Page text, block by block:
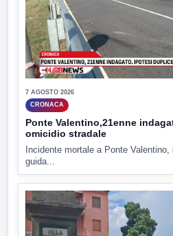
7 AGOSTO 2026
CRONACA
Ponte Valentino,21enne
omicidio stradale
Incidente mortale a Ponte
guida...